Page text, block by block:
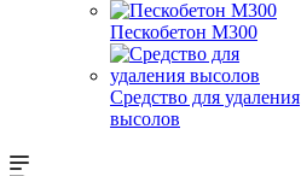
Пескобетон М300
Средство для удаления
высолов